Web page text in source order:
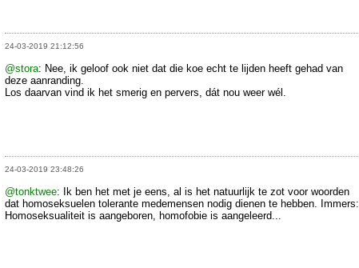
24-03-2019 21:12:56
@stora: Nee, ik geloof ook niet dat die koe echt te lijden heeft gehad van
deze aanranding.
Los daarvan vind ik het smerig en pervers, dát nou weer wél.
24-03-2019 23:48:26
@tonktwee: Ik ben het met je eens, al is het natuurlijk te zot voor woorden
dat homoseksuelen tolerante medemensen nodig dienen te hebben. Immers:
Homoseksualiteit is aangeboren, homofobie is aangeleerd...